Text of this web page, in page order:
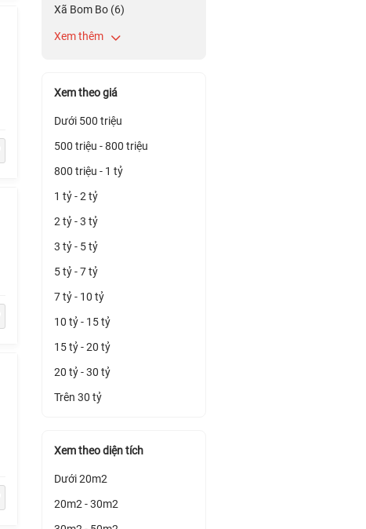
Xã Bom Bo (6)
Xem thêm
Xem theo giá
Dưới 500 triệu
500 triệu - 800 triệu
800 triệu - 1 tỷ
1 tỷ - 2 tỷ
2 tỷ - 3 tỷ
3 tỷ - 5 tỷ
5 tỷ - 7 tỷ
7 tỷ - 10 tỷ
10 tỷ - 15 tỷ
15 tỷ - 20 tỷ
20 tỷ - 30 tỷ
Trên 30 tỷ
Xem theo diện tích
Dưới 20m2
20m2 - 30m2